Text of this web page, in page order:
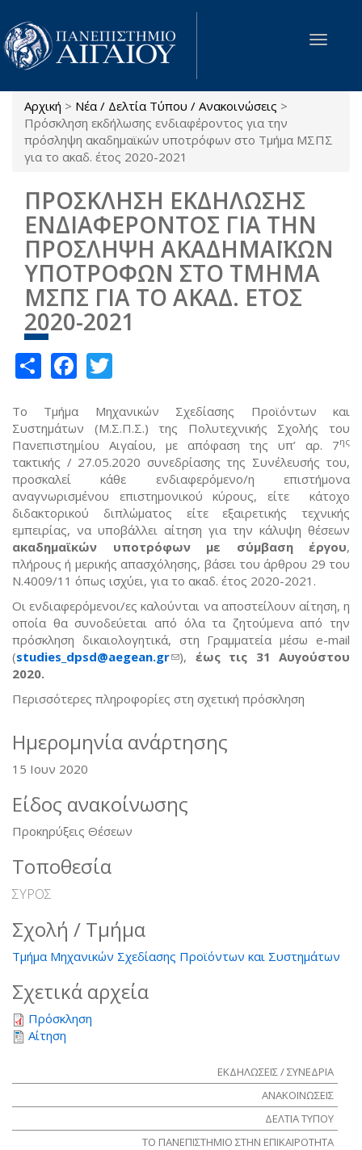
Παράκαμψη προς το κυρίως περιεχόμενο
Toggle
Είστε εδώ
Αρχική > Νέα / Δελτία Τύπου / Ανακοινώσεις >
Πρόσκληση εκδήλωσης ενδιαφέροντος για την
πρόσληψη ακαδημαϊκών υποτρόφων στο Τμήμα ΜΣΠΣ
για το ακαδ. έτος 2020-2021
ΠΡΟΣΚΛΗΣΗ ΕΚΔΗΛΩΣΗΣ
ΕΝΔΙΑΦΕΡΟΝΤΟΣ ΓΙΑ ΤΗΝ
ΠΡΟΣΛΗΨΗ ΑΚΑΔΗΜΑΪΚΩΝ
ΥΠΟΤΡΟΦΩΝ ΣΤΟ ΤΜΗΜΑ
ΜΣΠΣ ΓΙΑ ΤΟ ΑΚΑΔ. ΕΤΟΣ
2020-2021
ShareFacebook
Το Τμήμα Μηχανικών Σχεδίασης Προϊόντων και
Συστημάτων (Μ.Σ.Π.Σ.) της Πολυτεχνικής Σχολής του
Πανεπιστημίου Αιγαίου, με απόφαση της υπ’ αρ. 7ης
τακτικής / 27.05.2020 συνεδρίασης της Συνέλευσής του,
προσκαλεί κάθε ενδιαφερόμενο/η επιστήμονα
αναγνωρισμένου επιστημονικού κύρους, είτε κάτοχο
διδακτορικού διπλώματος είτε εξαιρετικής τεχνικής
εμπειρίας, να υποβάλλει αίτηση για την κάλυψη θέσεων
ακαδημαϊκών υποτρόφων με σύμβαση έργου,
πλήρους ή μερικής απασχόλησης, βάσει του άρθρου 29 του
Ν.4009/11 όπως ισχύει, για το ακαδ. έτος 2020-2021.
Οι ενδιαφερόμενοι/ες καλούνται να αποστείλουν αίτηση, η
οποία θα συνοδεύεται από όλα τα ζητούμενα από την
πρόσκληση δικαιολογητικά, στη Γραμματεία μέσω e-mail
(studies_dpsd@aegean.gr(link sends e-mail)
), έως τις 31 Αυγούστου
2020.
Περισσότερες πληροφορίες στη σχετική πρόσκληση
Ημερομηνία ανάρτησης
15 Ιουν 2020
Είδος ανακοίνωσης
Προκηρύξεις Θέσεων
Τοποθεσία
ΣΥΡΟΣ
Σχολή / Τμήμα
Τμήμα Μηχανικών Σχεδίασης Προϊόντων και Συστημάτων
Σχετικά αρχεία
Πρόσκληση
Αίτηση
ΕΚΔΗΛΩΣΕΙΣ / ΣΥΝΕΔΡΙΑ
ΑΝΑΚΟΙΝΩΣΕΙΣ
ΔΕΛΤΙΑ ΤΥΠΟΥ
ΤΟ ΠΑΝΕΠΙΣΤΗΜΙΟ ΣΤΗΝ ΕΠΙΚΑΙΡΟΤΗΤΑ